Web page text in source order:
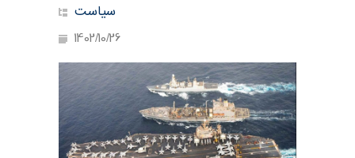
سیاست
1402/10/26